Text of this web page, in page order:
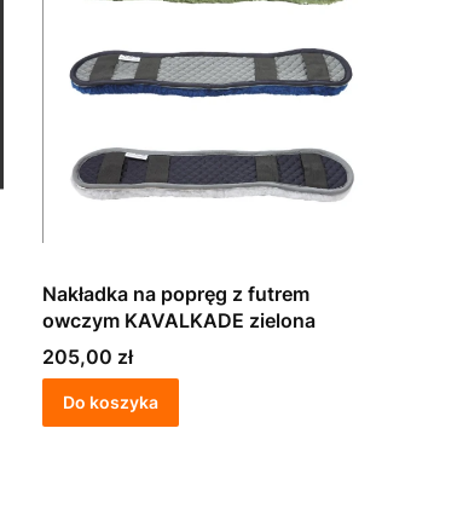
Nakładka na popręg z futrem
owczym KAVALKADE zielona
Cena
205,00 zł
Do koszyka